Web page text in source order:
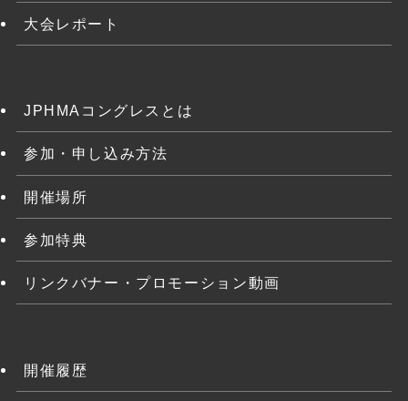
大会レポート
JPHMAコングレスとは
参加・申し込み方法
開催場所
参加特典
リンクバナー・プロモーション動画
開催履歴